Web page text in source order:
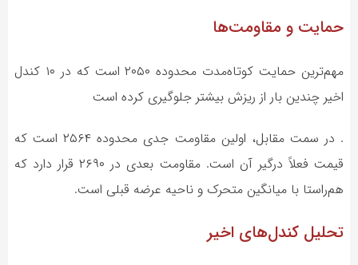
حمایت و مقاومت‌ها
مهم‌ترین حمایت کوتاه‌مدت محدوده ۲۰۵۰ است که در ۱۰ کندل
اخیر چندین بار از ریزش بیشتر جلوگیری کرده است
. در سمت مقابل، اولین مقاومت جدی محدوده ۲۵۶۴ است که
قیمت فعلاً درگیر آن است. مقاومت بعدی در ۲۶۹۰ قرار دارد که
هم‌راستا با میانگین متحرک و ناحیه عرضه قبلی است.
تحلیل کندل‌های اخیر